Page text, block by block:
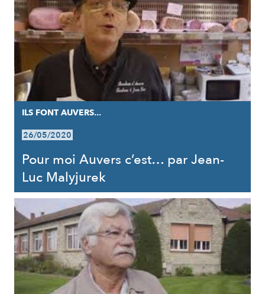
ILS FONT AUVERS...
26/05/2020
Pour moi Auvers c’est… par Jean-
Luc Malyjurek